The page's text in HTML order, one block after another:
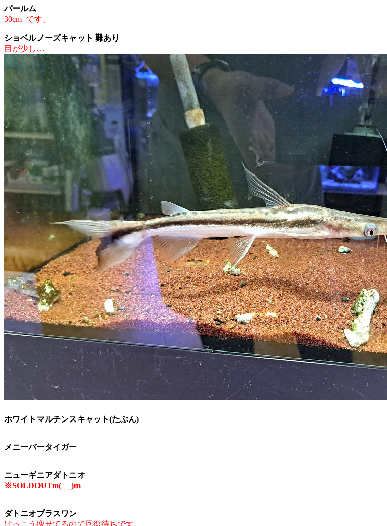
パールム
30cm+です。
ショベルノーズキャット 難あり
目が少し…
ホワイトマルチンスキャット(たぶん)
メニーバータイガー
ニューギニアダトニオ
※SOLDOUTm(_ _)m
ダトニオプラスワン
けっこう痩せてるので回復待ちです。